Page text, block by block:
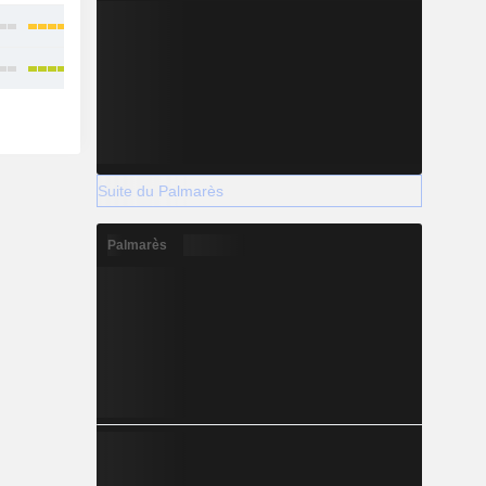
Suite du Palmarès
Palmarès